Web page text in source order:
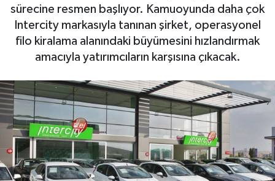
sürecine resmen başlıyor. Kamuoyunda daha çok
Intercity markasıyla tanınan şirket, operasyonel
filo kiralama alanındaki büyümesini hızlandırmak
amacıyla yatırımcıların karşısına çıkacak.
Asayiş
Magazin
Gayrimenkul
Spor
Eğitim